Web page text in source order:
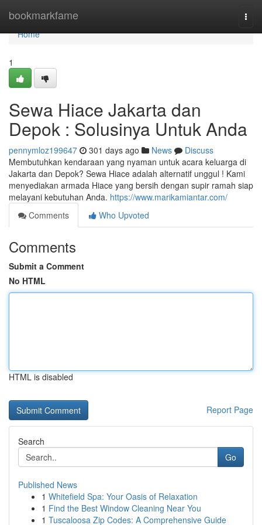
bookmarkfame
Home
Home
1
Sewa Hiace Jakarta dan
Depok : Solusinya Untuk Anda
pennymloz199647 301 days ago News
Discuss
Membutuhkan kendaraan yang nyaman untuk acara keluarga di
Jakarta dan Depok? Sewa Hiace adalah alternatif unggul ! Kami
menyediakan armada Hiace yang bersih dengan supir ramah siap
melayani kebutuhan Anda. https://www.marikamiantar.com/
Comments
Who Upvoted
Comments
Submit a Comment
No HTML
HTML is disabled
Report Page
Search
Go
Published News
1 Whitefield Spa: Your Oasis of Relaxation
1 Find the Best Window Cleaning Near You
1 Tuscaloosa Zip Codes: A Comprehensive Guide